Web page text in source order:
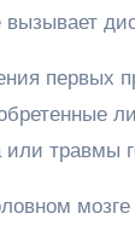
первых
или травмы